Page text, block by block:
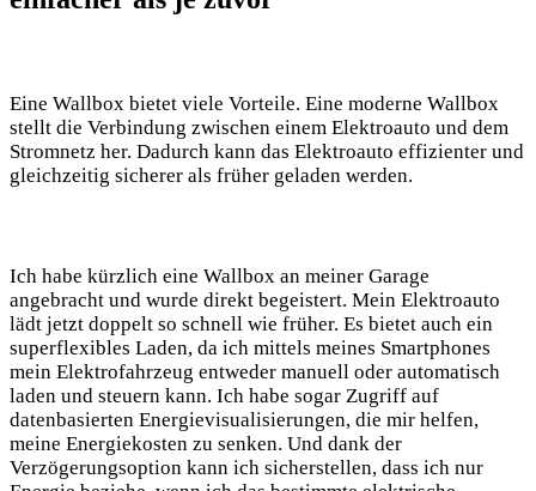
Eine Wallbox bietet viele Vorteile. Eine moderne Wallbox
stellt die Verbindung zwischen einem Elektroauto und dem
Stromnetz her. Dadurch kann das Elektroauto effizienter und
gleichzeitig sicherer als früher geladen werden.
Ich habe kürzlich eine Wallbox an meiner Garage
angebracht und wurde direkt begeistert. Mein Elektroauto
lädt jetzt doppelt so schnell wie früher. Es bietet auch ein
superflexibles Laden, da ich mittels meines Smartphones
mein Elektrofahrzeug entweder manuell oder automatisch
laden und steuern kann. Ich habe sogar Zugriff auf
datenbasierten Energievisualisierungen, die mir helfen,
meine Energiekosten zu senken. Und dank der
Verzögerungsoption kann ich sicherstellen, dass ich nur